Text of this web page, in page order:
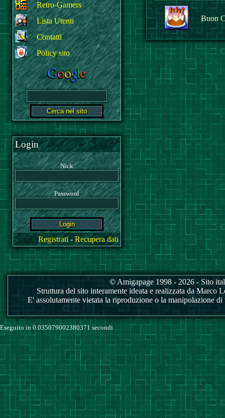
Retro-Gamers
Lista Utenti
Contatti
Policy sito
Login
Nick
Password
Registrati-Recupera dati
Buon
© Amigapage 1998 - 2026 - Sito
Struttura del sito interamente ideata e realizzata da
E' assolutamente vietata la riproduzione o la manipolazione
Eseguito in 0.035079002380371 secondi